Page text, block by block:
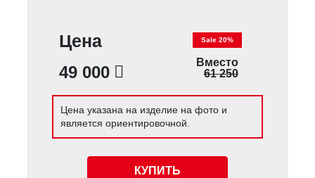
Цена
49 000
Sale 20%
Вместо
61 250
Цена указана на изделие на фото и
является ориентировочной.
КУПИТЬ